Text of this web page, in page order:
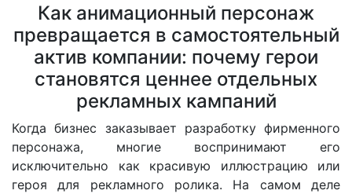
Как анимационный персонаж
превращается в самостоятельный
актив компании: почему герои
становятся ценнее отдельных
рекламных кампаний
Когда бизнес заказывает разработку фирменного
персонажа, многие воспринимают его
исключительно как красивую иллюстрацию или
героя для рекламного ролика. На самом деле